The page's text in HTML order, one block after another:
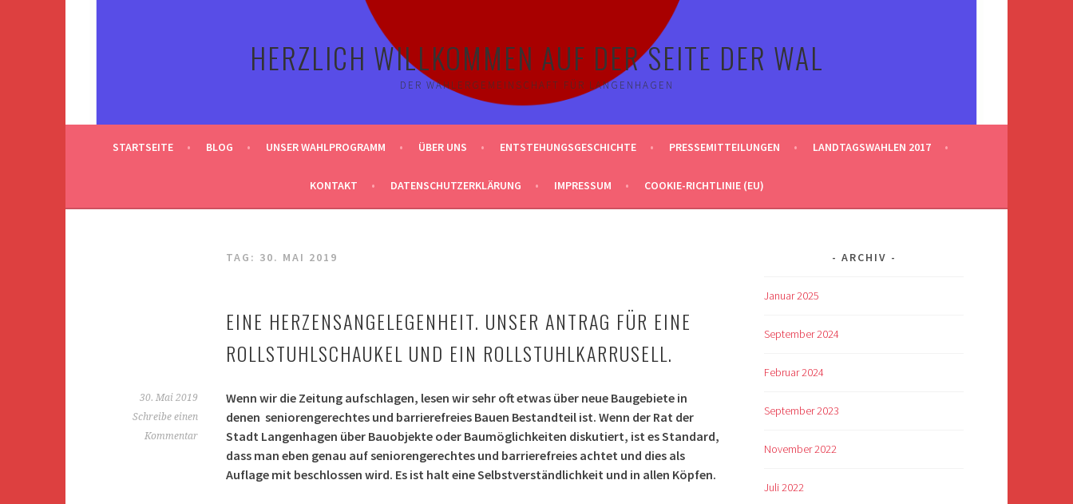
HERZLICH WILLKOMMEN AUF DER SEITE DER WAL
DER WÄHLERGEMEINSCHAFT FÜR LANGENHAGEN
STARTSEITE BLOG UNSER WAHLPROGRAMM ÜBER UNS ENTSTEHUNGSGESCHICHTE PRESSEMITTEILUNGEN LANDTAGSWAHLEN 2017
KONTAKT DATENSCHUTZERKLÄRUNG IMPRESSUM COOKIE-RICHTLINIE (EU)
TAG: 30. MAI 2019
EINE HERZENSANGELEGENHEIT. UNSER ANTRAG FÜR EINE
ROLLSTUHLSCHAUKEL UND EIN ROLLSTUHLKARRUSELL.
30. Mai 2019
Schreibe einen
Kommentar
Wenn wir die Zeitung aufschlagen, lesen wir sehr oft etwas über neue Baugebiete in
denen seniorengerechtes und barrierefreies Bauen Bestandteil ist. Wenn der Rat der
Stadt Langenhagen über Bauobjekte oder Baumöglichkeiten diskutiert, ist es Standard,
dass man eben genau auf seniorengerechtes und barrierefreies achtet und dies als
Auflage mit beschlossen wird. Es ist halt eine Selbstverständlichkeit und in allen Köpfen.
ARCHIV
Januar 2025
September 2024
Februar 2024
September 2023
November 2022
Juli 2022